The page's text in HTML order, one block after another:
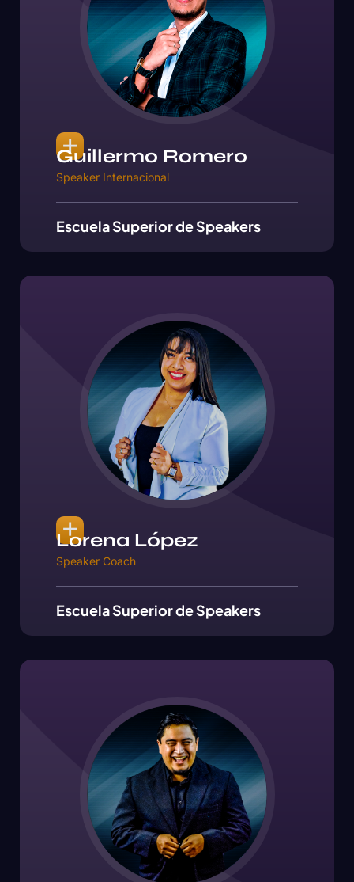
Guillermo Romero
Speaker Internacional
Escuela Superior de Speakers
Lorena López
Speaker Coach
Escuela Superior de Speakers